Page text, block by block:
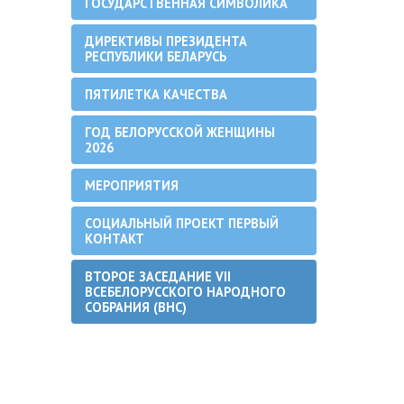
ДИРЕКТИВЫ ПРЕЗИДЕНТА
РЕСПУБЛИКИ БЕЛАРУСЬ
ПЯТИЛЕТКА КАЧЕСТВА
ГОД БЕЛОРУССКОЙ ЖЕНЩИНЫ
2026
МЕРОПРИЯТИЯ
СОЦИАЛЬНЫЙ ПРОЕКТ ПЕРВЫЙ
КОНТАКТ
ВТОРОЕ ЗАСЕДАНИЕ VII
ВСЕБЕЛОРУССКОГО НАРОДНОГО
СОБРАНИЯ (ВНС)